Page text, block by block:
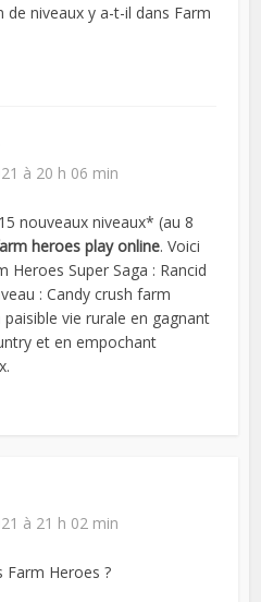
niveaux y a-t-il dans Farm
à 20 h 06 min
nouveaux niveaux* (au 8
heroes play online. Voici
Super Saga : Rancid
: Candy crush farm
vie rurale en gagnant
et en empochant
à 21 h 02 min
Farm Heroes ?